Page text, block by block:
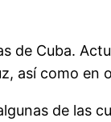
Cuba.
así como
de las